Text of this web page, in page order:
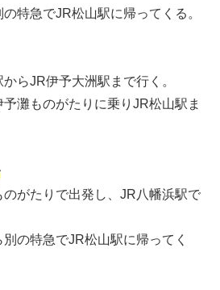
特急でJR松山駅に帰ってくる。
らJR伊予大洲駅まで行く。
灘ものがたりに乗りJR松山駅ま
がたりで出発し、JR八幡浜駅で
の特急でJR松山駅に帰ってく